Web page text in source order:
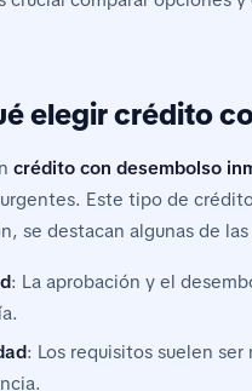
elegir crédito
crédito con desembolso
Este tipo de
se destacan algunas de
: La aprobación y el
: Los requisitos suelen